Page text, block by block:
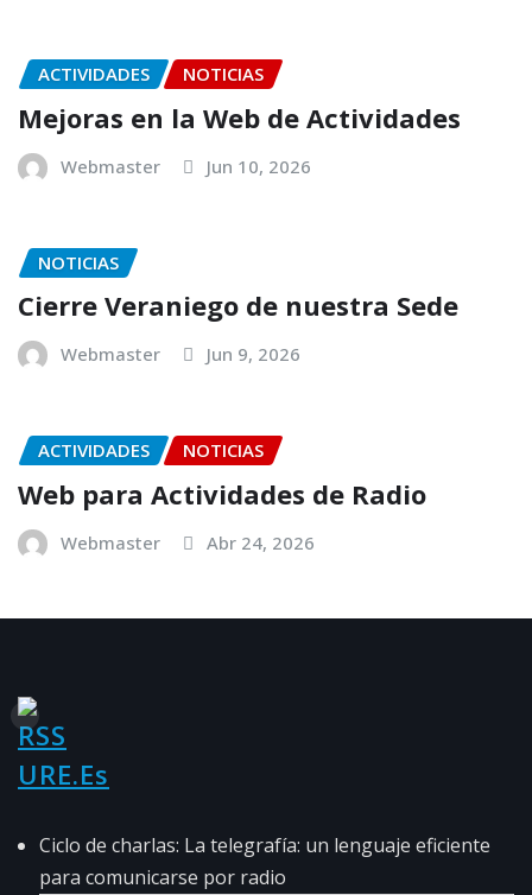
ACTIVIDADES NOTICIAS
Mejoras en la Web de Actividades
Webmaster Jun 10, 2026
NOTICIAS
Cierre Veraniego de nuestra Sede
Webmaster Jun 9, 2026
ACTIVIDADES NOTICIAS
Web para Actividades de Radio
Webmaster Abr 24, 2026
URE.es
Ciclo de charlas: La telegrafía: un lenguaje eficiente
para comunicarse por radio